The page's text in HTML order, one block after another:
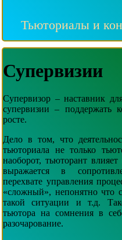
Тьюториалы и
Супервизии
Супервизор – наставник
супервизии – поддержать
росте.
Дело в том, что
тьюториала не только
наоборот, тьюторант
выражается в
перехвате управления
«сложный», непонятно что
такой ситуации и т.д.
тьютора на сомнения в
разочарование.